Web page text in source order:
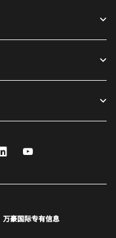
LinkedIn
豪国际专有信息